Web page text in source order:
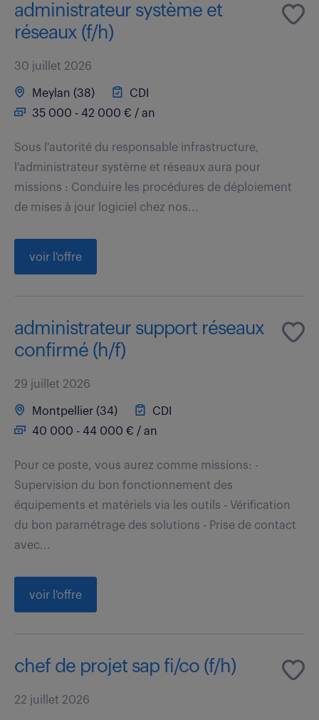
administrateur système et
réseaux (f/h)
30 juillet 2026
Meylan (38)
CDI
35 000 - 42 000 € / an
Sous l'autorité du responsable infrastructure,
l'administrateur système et réseaux aura pour
missions : Conduire les procédures de déploiement
de mises à jour logiciel chez nos...
voir l'offre
administrateur support réseaux
confirmé (h/f)
29 juillet 2026
Montpellier (34)
CDI
40 000 - 44 000 € / an
Pour ce poste, vous aurez comme missions: -
Supervision du bon fonctionnement des
équipements et matériels via les outils - Vérification
du bon paramétrage des solutions - Prise de contact
avec...
voir l'offre
chef de projet sap fi/co (f/h)
22 juillet 2026